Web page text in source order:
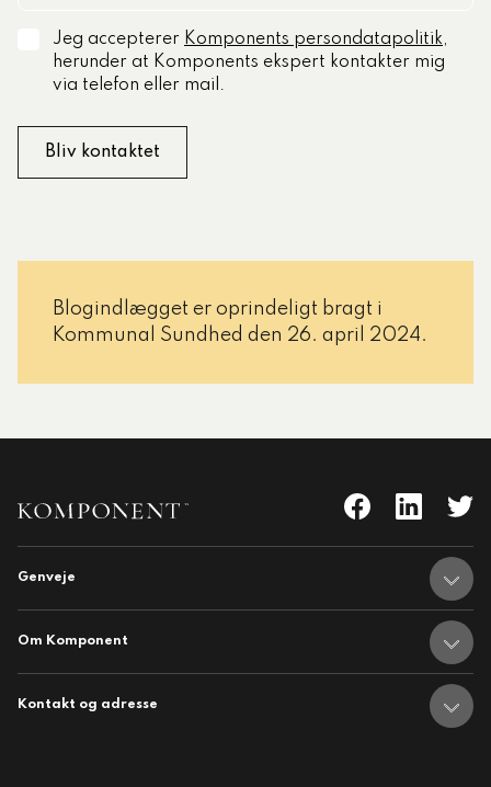
Jeg accepterer Komponents persondatapolitik,
herunder at Komponents ekspert kontakter mig
via telefon eller mail.
Blogindlægget er oprindeligt bragt i
Kommunal Sundhed den 26. april 2024.
Genveje
Om Komponent
Kontakt og adresse